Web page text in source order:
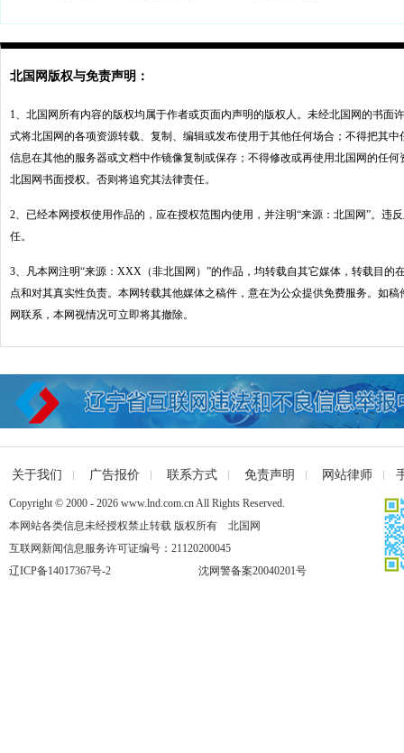
北国网版权与免责声明：
1、北国网所有内容的版权均属于作者或页面内声明的版权人。未经北国网的书面
式将北国网的各项资源转载、复制、编辑或发布使用于其他任何场合；不得把其
信息在其他的服务器或文档中作镜像复制或保存；不得修改或再使用北国网的任
北国网书面授权。否则将追究其法律责任。
2、已经本网授权使用作品的，应在授权范围内使用，并注明“来源：北国网”。违
任。
3、凡本网注明“来源：XXX（非北国网）”的作品，均转载自其它媒体，转载目的
点和对其真实性负责。本网转载其他媒体之稿件，意在为公众提供免费服务。如
网联系，本网视情况可立即将其撤除。
关于我们 广告报价 联系方式 免责声明 网站律师
Copyright © 2000 - 2026 www.lnd.com.cn All Rights Reserved.
本网站各类信息未经授权禁止转载 版权所有 北国网
互联网新闻信息服务许可证编号：21120200045
辽ICP备14017367号-2
沈网警备案20040201号